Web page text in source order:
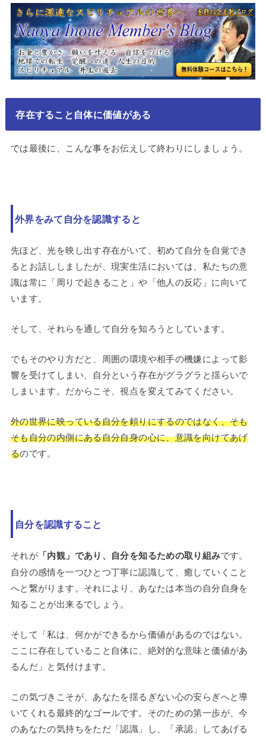
存在すること自体に価値がある
では最後に、こんな事をお伝えして終わりにしましょう。
外界をみて自分を認識すると
先ほど、光を映し出す存在がいて、初めて自分を自覚でき
るとお話ししましたが、現実生活においては、私たちの意
識は常に「周りで起きること」や「他人の反応」に向いて
います。
そして、それらを通して自分を知ろうとしています。
でもそのやり方だと、周囲の環境や相手の機嫌によって影
響を受けてしまい、自分という存在がグラグラと揺らいで
しまいます。だからこそ、視点を変えてみてください。
外の世界に映っている自分を頼りにするのではなく、そも
そも自分の内側にある自分自身の心に、意識を向けてあげ
るのです。
自分を認識すること
それが 「内観」であり、自分を知るための取り組みです。
自分の感情を一つひとつ丁寧に認識して、癒していくこと
へと繋がります。それにより、あなたは本当の自分自身を
知ることが出来るでしょう。
そして「私は、何かができるから価値があるのではない。
ここに存在していること自体に、絶対的な意味と価値があ
るんだ」と気付けます。
この気づきこそが、あなたを揺るぎない心の安らぎへと導
いてくれる最終的なゴールです。そのための第一歩が、今
のあなたの気持ちをただ「認識」し、「承認」してあげる